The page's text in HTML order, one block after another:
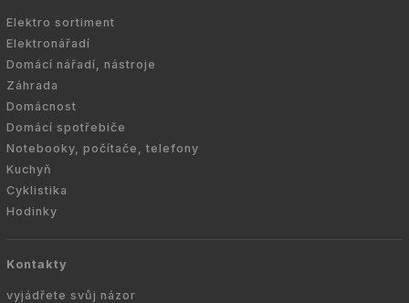
Elektro sortiment
Elektronářadí
Domácí nářadí, nástroje
Záhrada
Domácnost
Domácí spotřebiče
Notebooky, počítače, telefony
Kuchyň
Cyklistika
Hodinky
Kontakty
vyjádřete svůj názor